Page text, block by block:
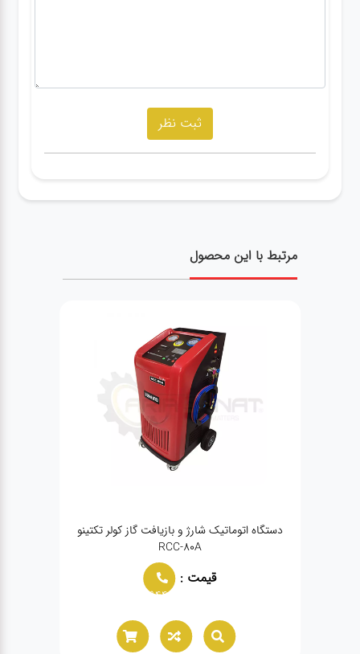
مرتبط با این محصول
دستگاه اتوماتیک شارژ و بازیافت گاز کولر تکتینو
RCC-80A
قیمت :
02166021944